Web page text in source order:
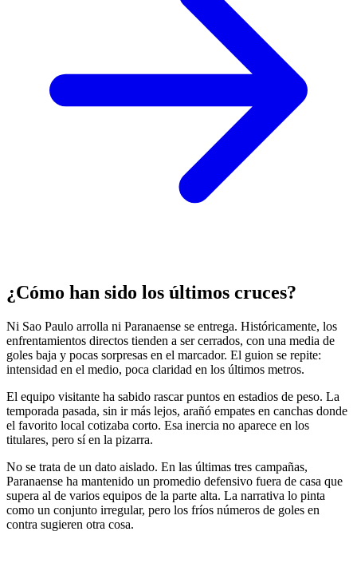
¿Cómo han sido los últimos cruces?
Ni Sao Paulo arrolla ni Paranaense se entrega. Históricamente, los
enfrentamientos directos tienden a ser cerrados, con una media de
goles baja y pocas sorpresas en el marcador. El guion se repite:
intensidad en el medio, poca claridad en los últimos metros.
El equipo visitante ha sabido rascar puntos en estadios de peso. La
temporada pasada, sin ir más lejos, arañó empates en canchas donde
el favorito local cotizaba corto. Esa inercia no aparece en los
titulares, pero sí en la pizarra.
No se trata de un dato aislado. En las últimas tres campañas,
Paranaense ha mantenido un promedio defensivo fuera de casa que
supera al de varios equipos de la parte alta. La narrativa lo pinta
como un conjunto irregular, pero los fríos números de goles en
contra sugieren otra cosa.